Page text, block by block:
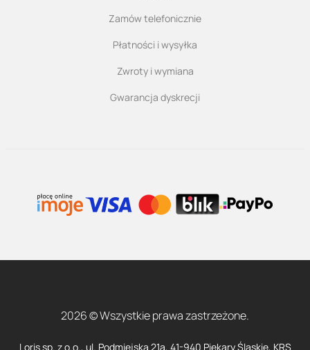
Zamów telefonicznie
Płatności i wysyłka
Zwroty i wymiana
Gwarancja dyskrecji
2026 © Wszystkie prawa zastrzeżone.
Loris sp. z o.o., ul. Podmiejska 21a, 41-940 Piekary Śląskie, KRS